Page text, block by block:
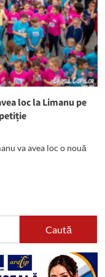
loc la Limanu pe
va avea loc o nouă